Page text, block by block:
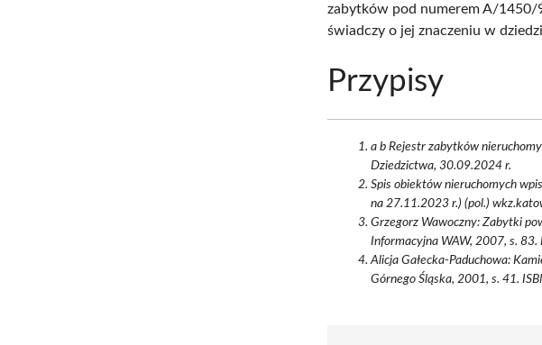
zabytków pod numerem A/
świadczy o jej znaczeniu w
Przypisy
a b Rejestr zabytków
Dziedzictwa, 30.09.2024 r.
Spis obiektów nieruchomych
na 27.11.2023 r.) (pol.)
Grzegorz Wawoczny: Zabytki
Informacyjna WAW, 2007, s.
Alicja Gałecka-Paduchowa:
Górnego Śląska, 2001, s. 41.